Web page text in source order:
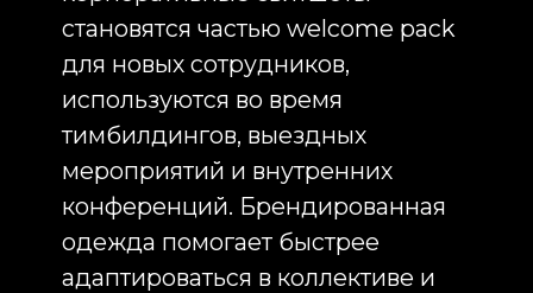
одежды. Такой вариант идеально
необходимо оперативно
подготовиться к мероприятию,
обеспечить сотрудников
брендированной одеждой или
реализовать HR-активность в
ограниченные сроки.
Современные производители
предлагают широкий выбор
базовых моделей: худи с